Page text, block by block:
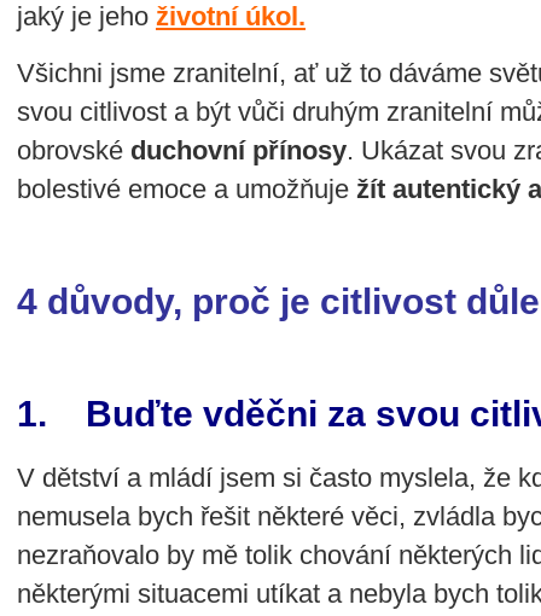
jaký je jeho životní úkol.
Všichni jsme zranitelní, ať už to dáváme
svou citlivost a být vůči druhým zranitelní
obrovské duchovní přínosy. Ukázat svou
bolestivé emoce a umožňuje žít autentický
4 důvody, proč je citlivost
1. Buďte vděčni za svou
V dětství a mládí jsem si často myslela, že
nemusela bych řešit některé věci, zvládla
nezraňovalo by mě tolik chování některých
některými situacemi utíkat a nebyla bych